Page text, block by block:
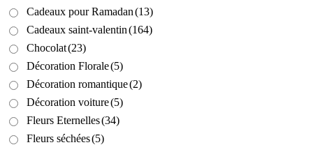
Cadeaux pour Ramadan(13)
Cadeaux saint-valentin(164)
Chocolat(23)
Décoration Florale(5)
Décoration romantique(2)
Décoration voiture(5)
Fleurs Eternelles(34)
Fleurs séchées(5)